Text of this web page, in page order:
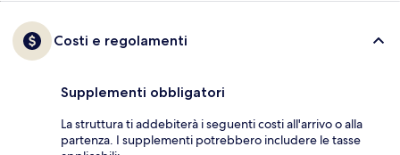
Costi e regolamenti
Supplementi obbligatori
La struttura ti addebiterà i seguenti costi all'arrivo o alla
partenza. I supplementi potrebbero includere le tasse